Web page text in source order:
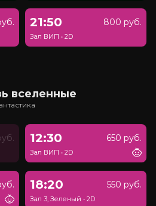
21:50 800 руб.
Зал ВИП • 2D
вселенные
12:30 650 руб.
Зал ВИП • 2D
18:20 550 руб.
Зал 3, Зеленый • 2D